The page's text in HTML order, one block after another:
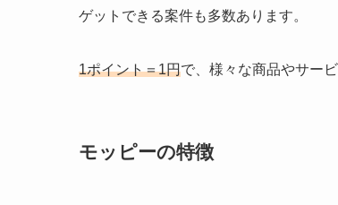
ゲットできる案件も多数あります。
1ポイント＝1円で、様々な商品やサー
モッピーの特徴